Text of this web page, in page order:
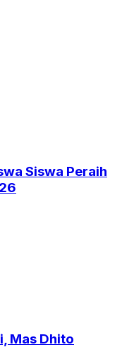
Siswa Peraih
Mas Dhito